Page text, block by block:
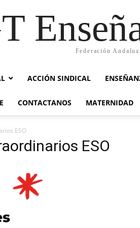
Federación
ACCIÓN SINDICAL
CONTACTANOS MATERNIDAD
ESO
ESO